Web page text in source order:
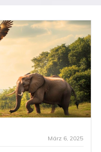
März 6, 2025